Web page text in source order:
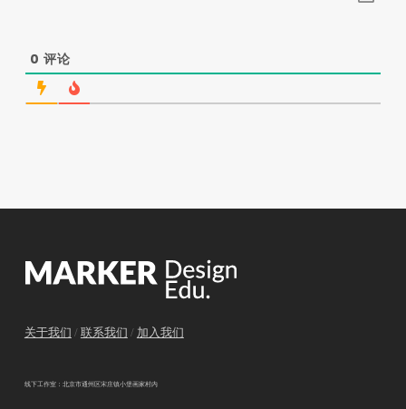
0 评论
关于我们 / 联系我们 / 加入我们
线下工作室：北京市通州区宋庄镇小堡画家村内